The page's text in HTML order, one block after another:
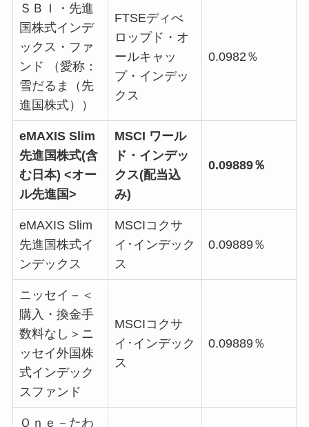
ＳＢＩ・先進
国株式インデ
ックス・ファ
ンド （愛称：
雪だるま（先
進国株式））
FTSEディべ
ロップド・オ
ールキャッ
プ・インデッ
クス
0.0982％
eMAXIS Slim
先進国株式(含
む日本) <オー
ル先進国>
MSCI ワール
ド・インデッ
クス(配当込
み)
0.09889％
eMAXIS Slim
先進国株式イ
ンデックス
MSCIコクサ
イ･インデック
ス
0.09889％
ニッセイ－＜
購入・換金手
数料なし＞ニ
ッセイ外国株
式インデック
スファンド
MSCIコクサ
イ･インデック
ス
0.09889％
Ｏｎｅ－たわ